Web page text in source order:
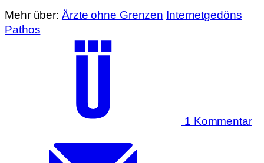
Mehr über: Ärzte ohne Grenzen Internetgedöns
Pathos
1 Kommentar